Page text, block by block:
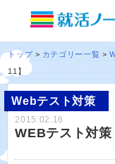
トップ カテゴリー一覧
11】
Webテスト対策
2015.02.16
WEBテスト対策